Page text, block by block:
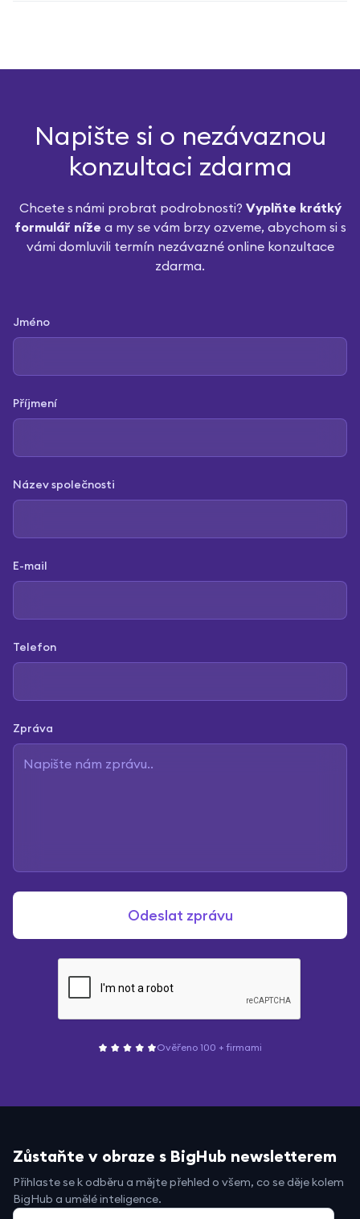
Napište si o nezávaznou
konzultaci zdarma
Chcete s námi probrat podrobnosti? Vyplňte krátký
formulář níže a my se vám brzy ozveme, abychom si s
vámi domluvili termín nezávazné online konzultace
zdarma.
Jméno
Příjmení
Název společnosti
E-mail
Telefon
Zpráva
Ověřeno 100 + firmami
Zůstaňte v obraze s BigHub newsletterem
Přihlaste se k odběru a mějte přehled o všem, co se děje kolem
BigHub a umělé inteligence.